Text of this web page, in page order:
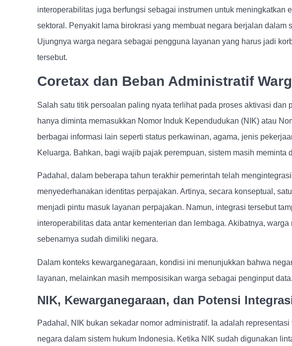
interoperabilitas juga berfungsi sebagai instrumen untuk meningkatkan
sektoral. Penyakit lama birokrasi yang membuat negara berjalan dalam
Ujungnya warga negara sebagai pengguna layanan yang harus jadi
tersebut.
Coretax dan Beban Administratif
Salah satu titik persoalan paling nyata terlihat pada proses aktivasi dan
hanya diminta memasukkan Nomor Induk Kependudukan (NIK) atau
berbagai informasi lain seperti status perkawinan, agama, jenis
Keluarga. Bahkan, bagi wajib pajak perempuan, sistem masih meminta
Padahal, dalam beberapa tahun terakhir pemerintah telah
menyederhanakan identitas perpajakan. Artinya, secara konseptual,
menjadi pintu masuk layanan perpajakan. Namun, integrasi tersebut
interoperabilitas data antar kementerian dan lembaga. Akibatnya,
sebenarnya sudah dimiliki negara.
Dalam konteks kewarganegaraan, kondisi ini menunjukkan bahwa
layanan, melainkan masih memposisikan warga sebagai penginput data.
NIK, Kewarganegaraan, dan Potensi
Padahal, NIK bukan sekadar nomor administratif. Ia adalah
negara dalam sistem hukum Indonesia. Ketika NIK sudah digunakan